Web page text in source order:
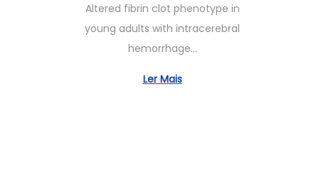
t
e
m
b
Altered fibrin clot phenotype in
young adults with intracerebral
hemorrhage…
Ler Mais